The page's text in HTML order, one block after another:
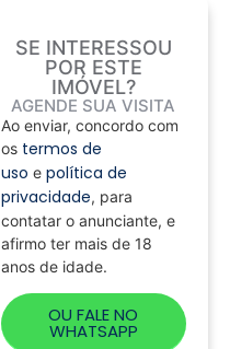
SE INTERESSOU
POR ESTE
IMÓVEL?
AGENDE SUA VISITA
Ao enviar, concordo com
os termos de
uso e política de
privacidade, para
contatar o anunciante, e
afirmo ter mais de 18
anos de idade.
OU FALE NO
WHATSAPP